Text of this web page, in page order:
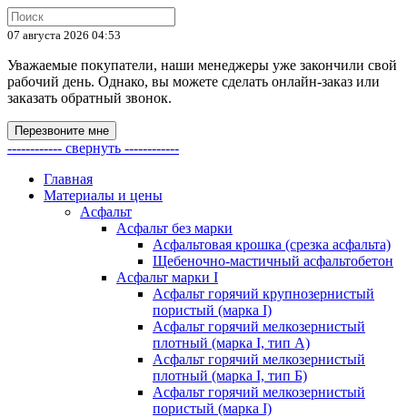
07 августа 2026 04:53
Уважаемые покупатели, наши менеджеры уже закончили свой
рабочий день. Однако, вы можете сделать онлайн-заказ или
заказать обратный звонок.
Перезвоните мне
------------ свернуть ------------
Главная
Материалы и цены
Асфальт
Асфальт без марки
Асфальтовая крошка (срезка асфальта)
Щебеночно-мастичный асфальтобетон
Асфальт марки I
Асфальт горячий крупнозернистый
пористый (марка I)
Асфальт горячий мелкозернистый
плотный (марка I, тип А)
Асфальт горячий мелкозернистый
плотный (марка I, тип Б)
Асфальт горячий мелкозернистый
пористый (марка I)